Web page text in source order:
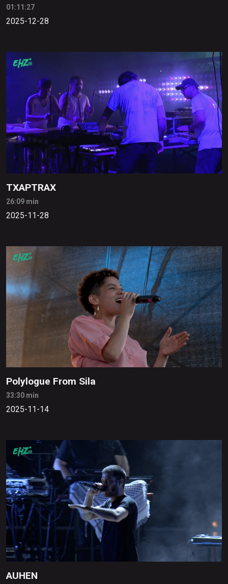
01:11:27
2025-12-28
TXAPTRAX
26:09 min
2025-11-28
Polylogue From Sila
33:30 min
2025-11-14
AUHEN